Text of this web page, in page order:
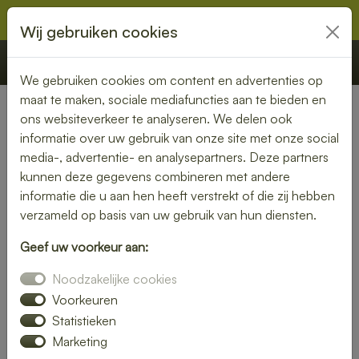
€ 0,00 Offerte Bestellen
Nederland» Kwintsheul
Lunch laten bezorgen in
Kwintsheul – gezond, vers en
gemakkelijk
in Kwintsheul en geniet van verse gerechten op jouw
gewenste locatie. Van kleurrijke salades tot knapperige
broodjes – wij bezorgen jouw lunch vers en op tijd.
Plaats eenvoudig je bestelling online en laat je verrassen
Wij gebruiken cookies
We gebruiken cookies om content en advertenties op
maat te maken, sociale mediafuncties aan te bieden en
ons websiteverkeer te analyseren. We delen ook
informatie over uw gebruik van onze site met onze social
media-, advertentie- en analysepartners. Deze partners
kunnen deze gegevens combineren met andere
informatie die u aan hen heeft verstrekt of die zij hebben
verzameld op basis van uw gebruik van hun diensten.
Geef uw voorkeur aan:
Noodzakelijke cookies
Voorkeuren
Statistieken
Marketing